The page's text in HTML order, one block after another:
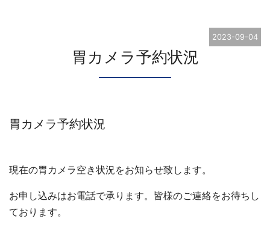
2023-09-04
胃カメラ予約状況
胃カメラ予約状況
現在の胃カメラ空き状況をお知らせ致します。
お申し込みはお電話で承ります。皆様のご連絡をお待ちし
ております。